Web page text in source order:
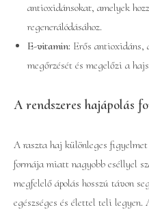
antioxidánsokat, amelyek
regenerálódásához.
E-vitamin: Erős antioxidáns,
megőrzését és megelőzi a
A rendszeres hajápolás
A raszta haj különleges
formája miatt nagyobb eséllyel
megfelelő ápolás hosszú távon
egészséges és élettel teli legyen.